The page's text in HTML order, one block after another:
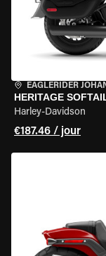
EAGLERIDER
HERITAGE
Harley-Davidson
€187.46 / jour